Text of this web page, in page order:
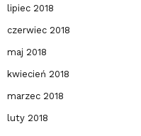
lipiec 2018
czerwiec 2018
maj 2018
kwiecień 2018
marzec 2018
luty 2018